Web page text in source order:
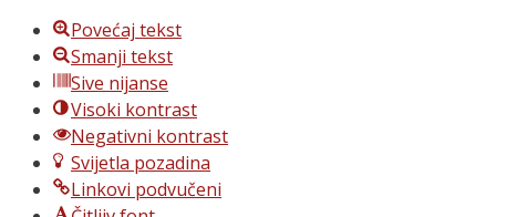
Povećaj tekst
Smanji tekst
Sive nijanse
Visoki kontrast
Negativni kontrast
Svijetla pozadina
Linkovi podvučeni